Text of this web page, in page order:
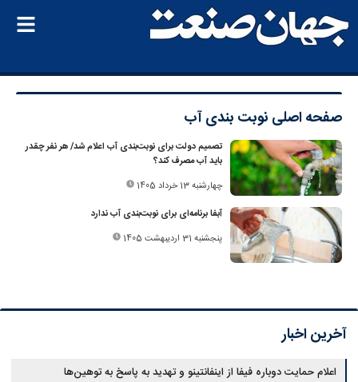
صفحه اصلی نوبت بندی آب
تصمیم دولت برای نوبت‌بندی آب اعلام شد/ هر نفر چقدر
باید آب مصرف کند؟
چهارشنبه 13 خرداد 1405
آبفا برنامه‌ای برای نوبت‌بندی آب ندارد
پنجشنبه 31 اردیبهشت 1405
آخرین اخبار
اعلام حمایت دوباره فیفا از اینفانتینو و تهدید به پاسخ به توهین‌ها